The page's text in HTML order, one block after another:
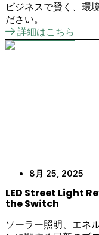
ビジネスで賢く、環
ださい。
詳細はこちら
8月 25, 2025
LED Street Light
the Switch
ソーラー照明、エネ